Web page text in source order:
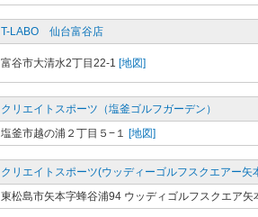
T-LABO 仙台富谷店
富谷市大清水2丁目22-1 [地図]
クリエイトスポーツ（塩釜ゴルフガーデン）
塩釜市越の浦２丁目５−１ [地図]
クリエイトスポーツ(ウッディーゴルフスクエアー矢
東松島市矢本字蜂谷浦94 ウッディゴルフスクエア矢